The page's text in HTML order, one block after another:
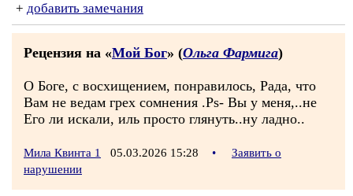
+ добавить замечания
Рецензия на «Мой Бог» (Ольга Фармига)
О Боге, с восхищением, понравилось, Рада, что
Вам не ведам грех сомнения .Ps- Вы у меня,..не
Его ли искали, иль просто глянуть..ну ладно..
Мила Квинта 1 05.03.2026 15:28 •
Заявить о
нарушении